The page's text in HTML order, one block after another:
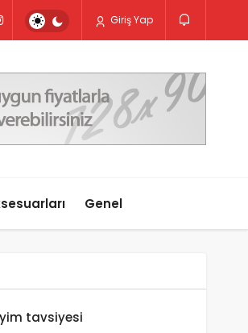
Giriş Yap
Genel
tavsiyesi